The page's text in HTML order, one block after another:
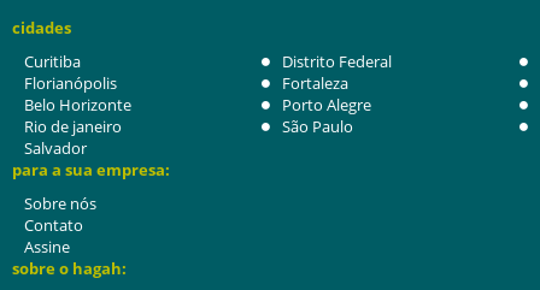
cidades
Curitiba
Distrito Federal
Florianópolis
Fortaleza
Belo Horizonte
Porto Alegre
Rio de janeiro
São Paulo
Salvador
para a sua empresa:
Sobre nós
Contato
Assine
sobre o hagah: